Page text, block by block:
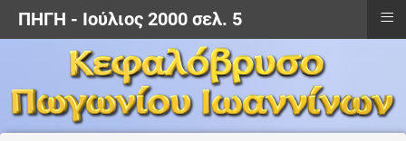
ΠΗΓΗ - Ιούλιος 2000 σελ. 5 ≡